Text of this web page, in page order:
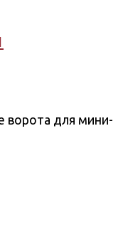
ворота для мини-